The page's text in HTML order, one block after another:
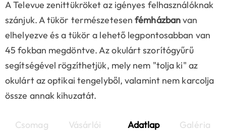
A Televue zenittükröket az igényes felhasználóknak
szánjuk. A tükör természetesenfémházbanvan
elhelyezve és a tükör a lehető legpontosabban van
45 fokban megdöntve. Az okulárt szorítógyűrű
segítségével rögzíthetjük, mely nem "tolja ki" az
okulárt az optikai tengelyből, valamint nem karcolja
össze annak kihuzatát.
Csomag
Vásárlói
Adatlap Galéria